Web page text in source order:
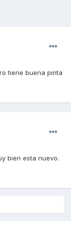
tiene buena pinta
bien esta nuevo.